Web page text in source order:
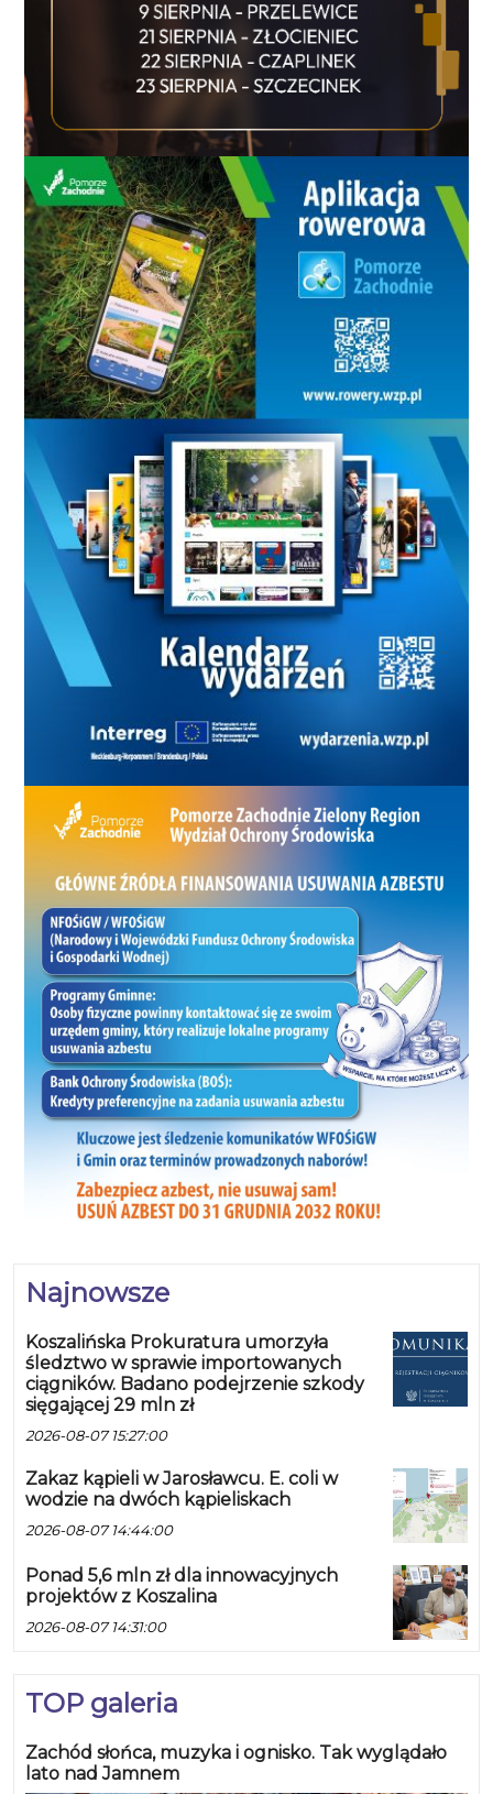
Najnowsze
Koszalińska Prokuratura umorzyła
śledztwo w sprawie importowanych
ciągników. Badano podejrzenie szkody
sięgającej 29 mln zł
2026-08-07 15:27:00
Zakaz kąpieli w Jarosławcu. E. coli w
wodzie na dwóch kąpieliskach
2026-08-07 14:44:00
Ponad 5,6 mln zł dla innowacyjnych
projektów z Koszalina
2026-08-07 14:31:00
TOP galeria
Zachód słońca, muzyka i ognisko. Tak wyglądało
lato nad Jamnem